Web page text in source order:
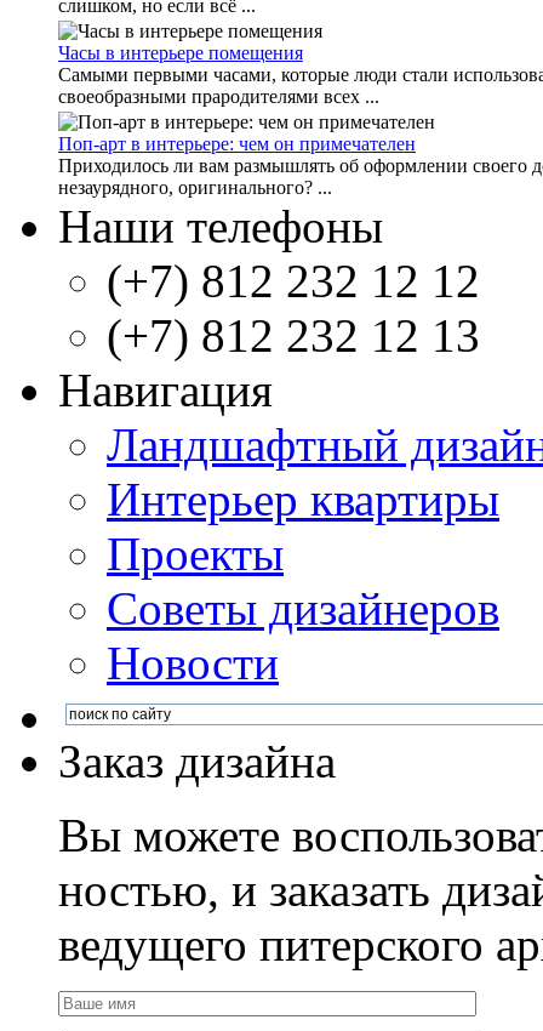
слишком, но если всё ...
Часы в интерьере помещения
Самыми первыми часами, которые люди стали
своеобразными прародителями всех ...
Поп-арт в интерьере: чем он примечателен
Приходилось ли вам размышлять об оформлении своего
незаурядного, оригинального? ...
Наши телефоны
(+7) 812 232 12 12
(+7) 812 232 12 13
Навигация
Ландшафтный
Интерьер квартиры
Проекты
Советы дизайнеров
Новости
Заказ дизайна
Вы можете
ностью, и заказать
ведущего питерского